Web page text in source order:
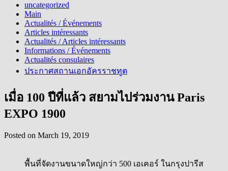
uncategorized
Main
Actualités / Événements
Articles intéressants
Actualités / Articles intéressants
Informations / Événements
Actualités consulaires
ประกาศสถานเอกอัครราชทูต
เมื่อ 100 ปีที่แล้ว สยามไปร่วมงาน Paris
EXPO 1900
Posted on March 19, 2019
พื้นที่จัดงานขนาดใหญ่กว่า 500 เอเคอร์ ในกรุงปารีส